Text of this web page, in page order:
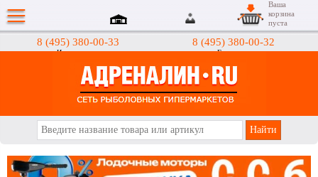
8 (495) 380-00-33
Интернет-магазин
8 (495) 380-00-32
Гипермаркеты
Ваша
корзина
пуста